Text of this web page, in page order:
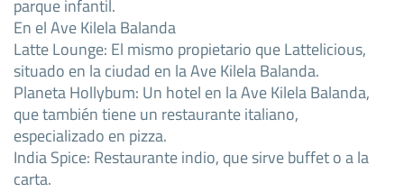
En el Ave Kilela Balanda
Latte Lounge: El mismo propietario que Lattelicious,
situado en la ciudad en la Ave Kilela Balanda.
Planeta Hollybum: Un hotel en la Ave Kilela Balanda,
que también tiene un restaurante italiano,
especializado en pizza.
India Spice: Restaurante indio, que sirve buffet o a la
carta.